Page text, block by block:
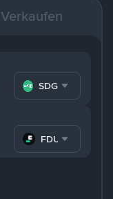
Verkaufen
SDG
FDUSD